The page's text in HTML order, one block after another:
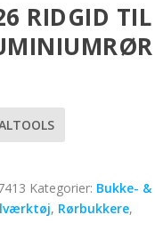
RIDGID TIL
Kategorier: Bukke- &
, Rørbukkere,